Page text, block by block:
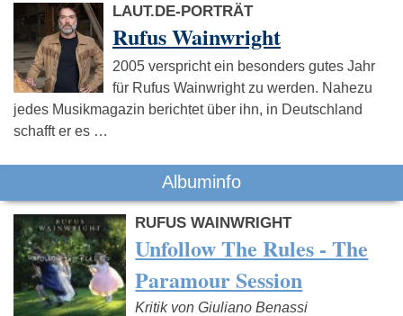
LAUT.DE-PORTRÄT
Rufus Wainwright
2005 verspricht ein besonders gutes Jahr
für Rufus Wainwright zu werden. Nahezu
jedes Musikmagazin berichtet über ihn, in Deutschland
schafft er es …
Albuminfo
RUFUS WAINWRIGHT
Unfollow The Rules - The
Paramour Session
Kritik von Giuliano Benassi